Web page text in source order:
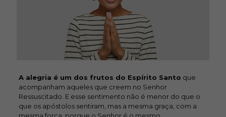
A alegria é um dos frutos do Espírito Santo que
acompanham aqueles que creem no Senhor
Ressuscitado. E esse sentimento não é menor do que o
que os apóstolos sentiram, mas a mesma graça, com a